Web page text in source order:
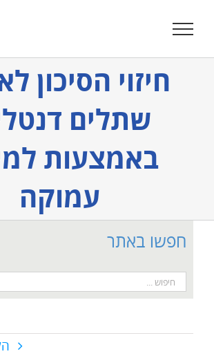
לתוכן
חיזוי הסיכון
שתלים
באמצעות
עמוקה
חפשו באתר
חיפוש...